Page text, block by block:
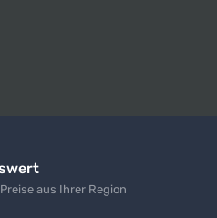
aus Ihrer Region